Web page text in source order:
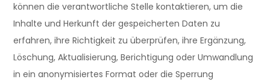
können die verantwortliche Stelle kontaktieren, um die
Inhalte und Herkunft der gespeicherten Daten zu
erfahren, ihre Richtigkeit zu überprüfen, ihre Ergänzung,
Löschung, Aktualisierung, Berichtigung oder Umwandlung
in ein anonymisiertes Format oder die Sperrung